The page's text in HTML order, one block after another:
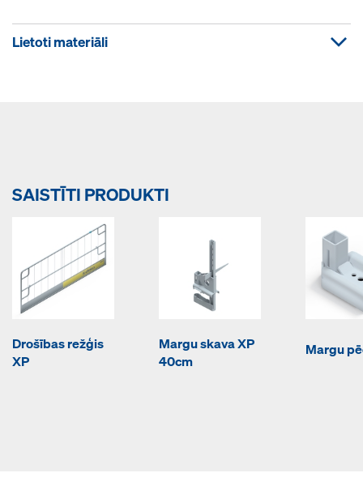
Lietoti materiāli
SAISTĪTI PRODUKTI
Drošības režģis
XP
Margu skava XP
40cm
Margu